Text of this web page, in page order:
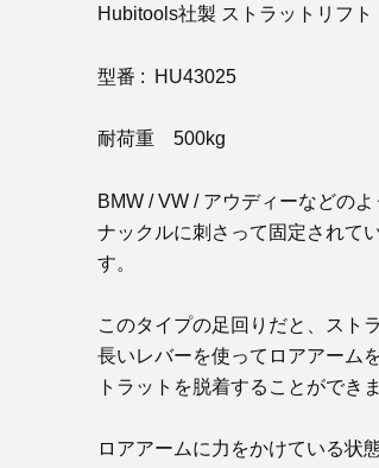
Hubitools社製 ストラットリフト
型番 : HU43025
耐荷重 500kg
BMW / VW / アウディーなどの
ナックルに刺さって固定されて
す。
このタイプの足回りだと、スト
長いレバーを使ってロアアーム
トラットを脱着することができ
ロアアームに力をかけている状